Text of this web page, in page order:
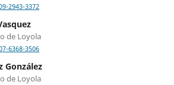
2943-3372
de Loyola
6368-3506
González
de Loyola